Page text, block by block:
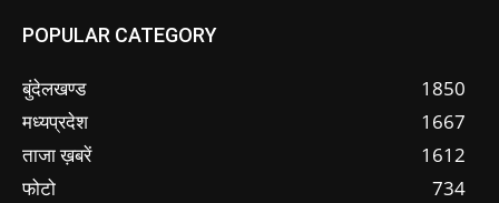
POPULAR CATEGORY
बुंदेलखण्ड
1850
मध्यप्रदेश
1667
ताजा ख़बरें
1612
फोटो
734